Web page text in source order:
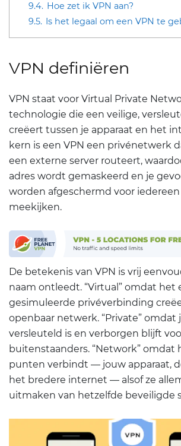
9.4. Hoe zet ik VPN aan?
9.5. Is het legaal om een VPN te
VPN definiëren
VPN staat voor Virtual Private
technologie die een veilige,
creëert tussen je apparaat en het
kern is een VPN een privénetwerk
een externe server routeert,
adres wordt gemaskeerd en je
worden afgeschermd voor
meekijken.
De betekenis van VPN is vrij
naam ontleedt. “Virtual” omdat het
gesimuleerde privéverbinding
openbaar netwerk. “Private” omdat
versleuteld is en verborgen blijft
buitenstaanders. “Network” omdat
punten verbindt — jouw apparaat,
het bredere internet — alsof ze
uitmaken van hetzelfde beveiligde